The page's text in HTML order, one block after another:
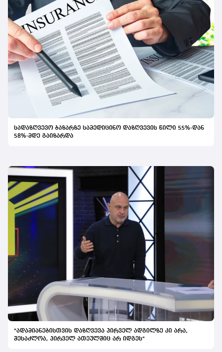
სადაზღვევო ბაზარზე სამედიცინო დაზღვევის წილი 55%-დან
58%-მდე გაიზარდა
"ადამიანებისთვის დაზღვევა პირველ ადგილზე კი არა,
შესაძლოა, პირველ ათეულშიც არ იდგეს"